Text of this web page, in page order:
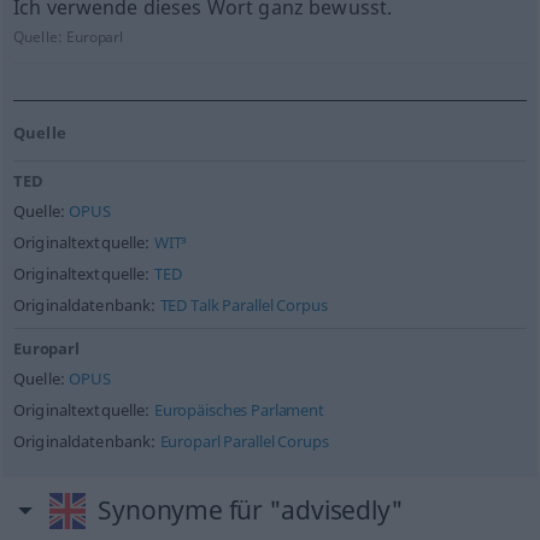
Ich verwende dieses Wort ganz bewusst.
Quelle: Europarl
Quelle
TED
Quelle: OPUS
Originaltextquelle: WIT³
Originaltextquelle: TED
Originaldatenbank: TED Talk Parallel Corpus
Europarl
Quelle: OPUS
Originaltextquelle: Europäisches Parlament
Originaldatenbank: Europarl Parallel Corups
Synonyme für "advisedly"